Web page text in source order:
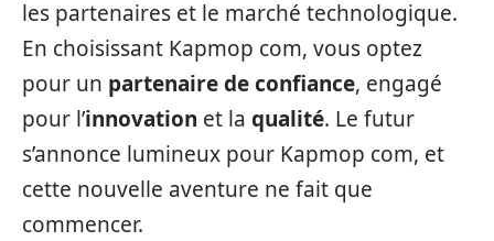
les partenaires et le marché technologique.
En choisissant Kapmop com, vous optez
pour un partenaire de confiance, engagé
pour l’innovation et la qualité. Le futur
s’annonce lumineux pour Kapmop com, et
cette nouvelle aventure ne fait que
commencer.